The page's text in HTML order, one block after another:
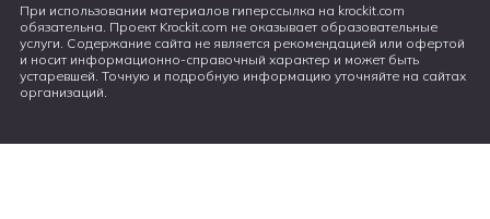
При использовании материалов гиперссылка на krockit.com
обязательна. Проект Krockit.com не оказывает образовательные
услуги. Содержание сайта не является рекомендацией или офертой
и носит информационно-справочный характер и может быть
устаревшей. Точную и подробную информацию уточняйте на сайтах
организаций.